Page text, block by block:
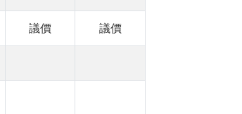
議價 議價